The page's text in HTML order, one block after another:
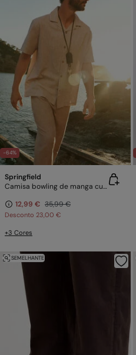
-64%
Springfield
Camisa bowling de manga curta tipo linho
12,99 € 35,99 €
Desconto 23,00 €
+3 Cores
SEMELHANTE